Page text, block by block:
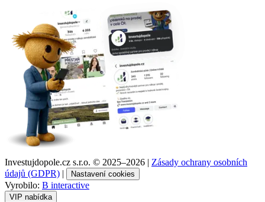
Investujdopole.cz s.r.o. © 2025–2026 | Zásady ochrany osobních
údajů (GDPR) | Nastavení cookies
Vyrobilo: B interactive
VIP nabídka